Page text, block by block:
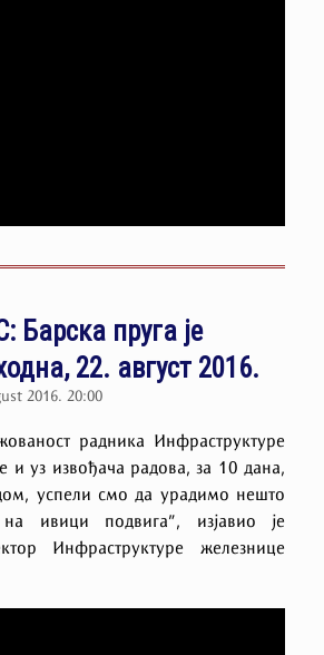
Барска пруга је
22. август 2016.
2016. 20:00
радника Инфраструктуре
и уз извођача радова, за 10 дана,
успели смо да урадимо нешто
ивици подвига”, изјавио је
Инфраструктуре железнице